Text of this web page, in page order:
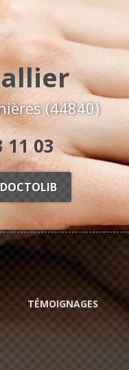
(44840)
11 03
TÉMOIGNAGES